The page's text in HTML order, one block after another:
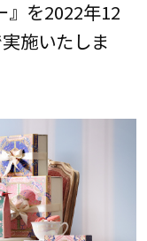
』を2022年12
施いたしま